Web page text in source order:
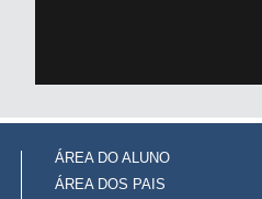
ÁREA DO ALUNO
ÁREA DOS PAIS